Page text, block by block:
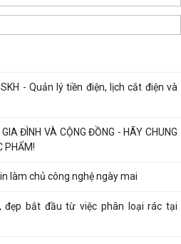
THAM GIA KHẢO SÁT, THĂM DÒ DƯ
trong tháng 8